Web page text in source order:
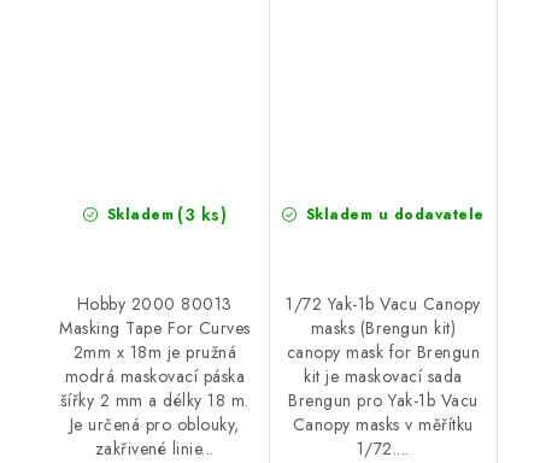
Skladem (3 ks)
Hobby 2000 80013
Masking Tape For Curves
2mm x 18m je pružná
modrá maskovací páska
šířky 2 mm a délky 18 m.
Je určená pro oblouky,
zakřivené linie...
Skladem u dodavatele
1/72 Yak-1b Vacu Canopy
masks (Brengun kit)
canopy mask for Brengun
kit je maskovací sada
Brengun pro Yak-1b Vacu
Canopy masks v měřítku
1/72....